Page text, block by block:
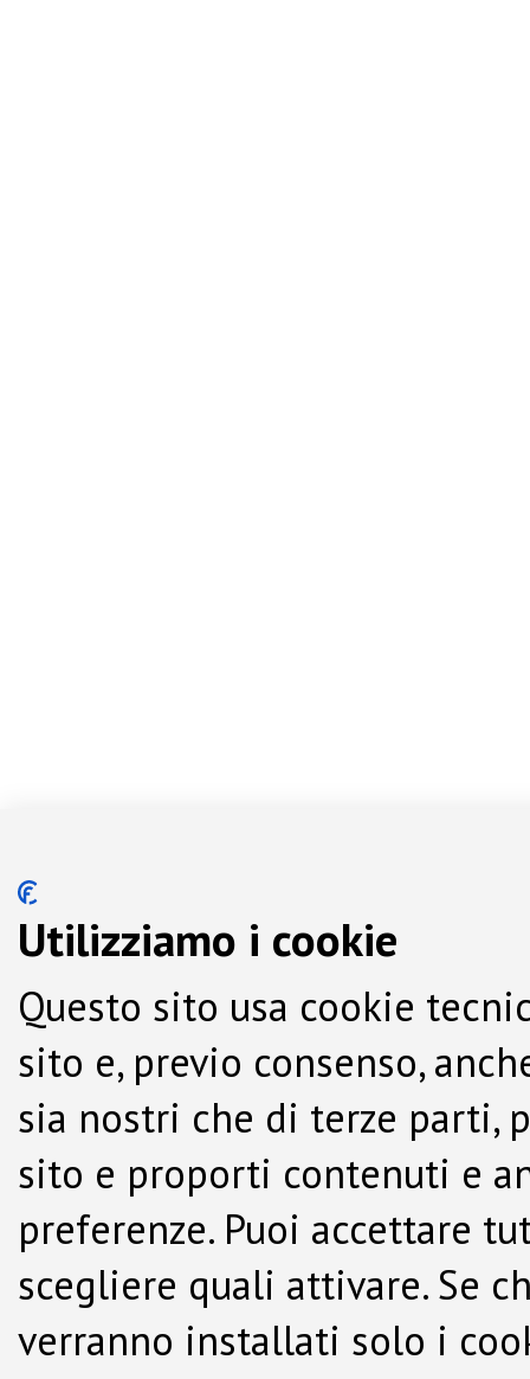
Utilizziamo i cookie
Questo sito usa cookie
sito e, previo consenso,
sia nostri che di terze parti,
sito e proporti contenuti e
preferenze. Puoi accettare
scegliere quali attivare. Se
verranno installati solo i